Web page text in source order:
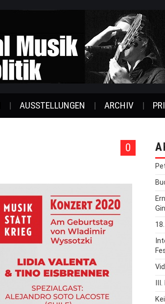
AUSSTELLUNGEN ARCHIV
0